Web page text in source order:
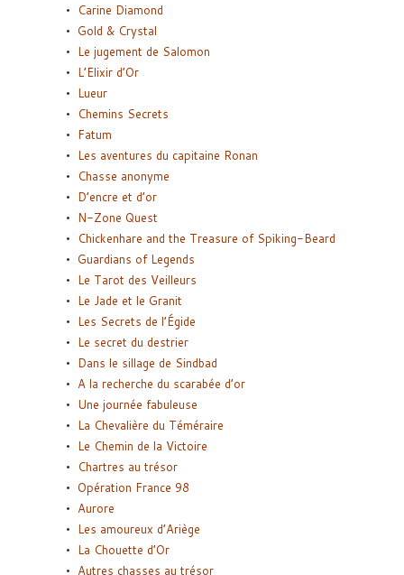
Carine Diamond
Gold & Crystal
Le jugement de Salomon
L’Elixir d’Or
Lueur
Chemins Secrets
Fatum
Les aventures du capitaine Ronan
Chasse anonyme
D’encre et d’or
N-Zone Quest
Chickenhare and the Treasure of Spiking-Beard
Guardians of Legends
Le Tarot des Veilleurs
Le Jade et le Granit
Les Secrets de l’Égide
Le secret du destrier
Dans le sillage de Sindbad
A la recherche du scarabée d’or
Une journée fabuleuse
La Chevalière du Téméraire
Le Chemin de la Victoire
Chartres au trésor
Opération France 98
Aurore
Les amoureux d’Ariège
La Chouette d’Or
Autres chasses au trésor